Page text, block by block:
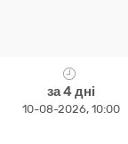
за 4 дні
10-08-2026, 10:00